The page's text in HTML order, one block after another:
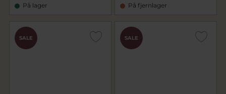
På lager På fjernlager
SALE SALE